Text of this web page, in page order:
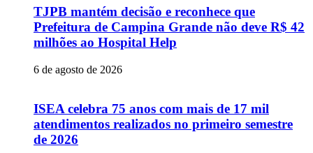
TJPB mantém decisão e reconhece que
Prefeitura de Campina Grande não deve R$ 42
milhões ao Hospital Help
6 de agosto de 2026
ISEA celebra 75 anos com mais de 17 mil
atendimentos realizados no primeiro semestre
de 2026